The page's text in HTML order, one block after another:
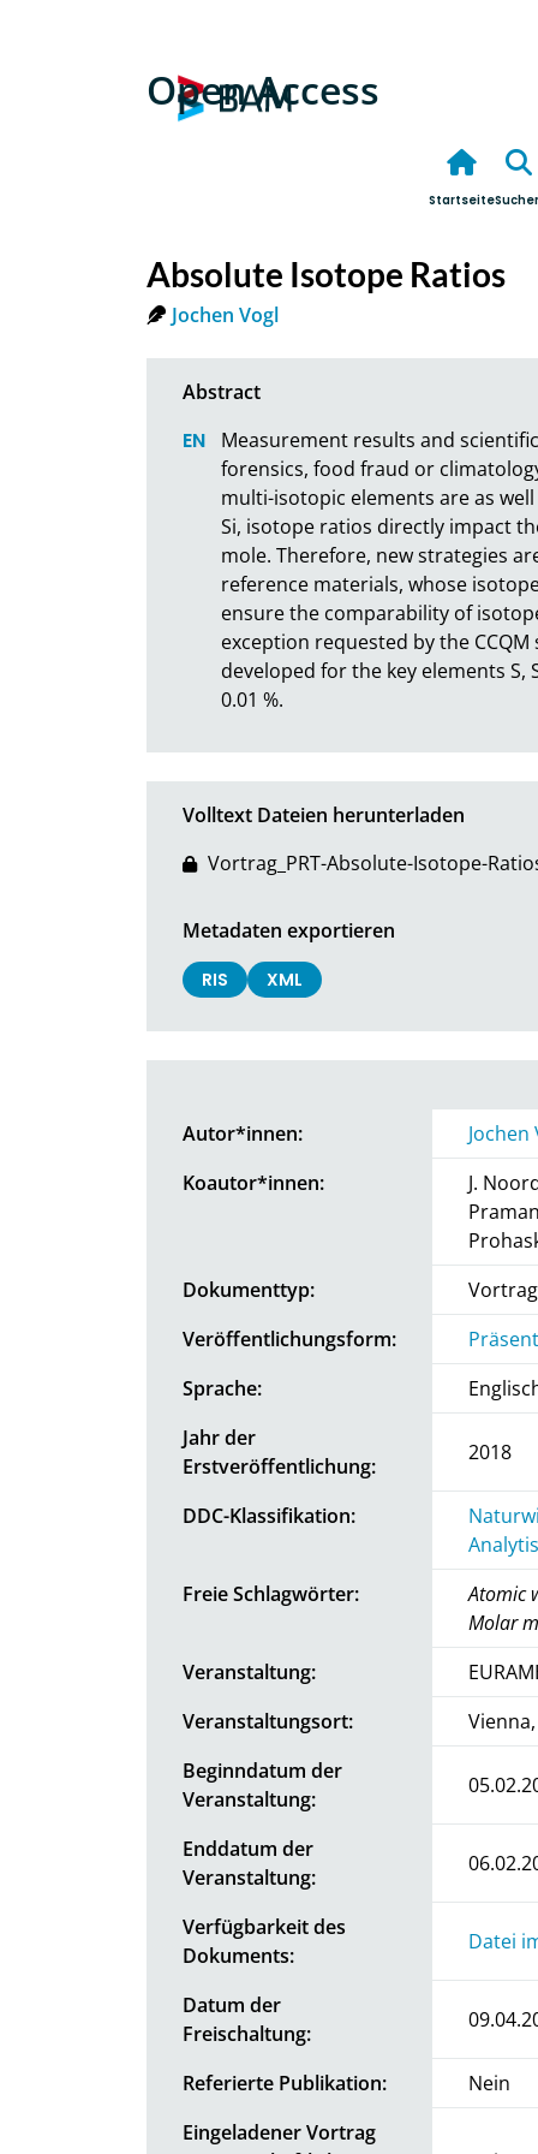
Open Access
Startseite
Absolute Isotope Ratios
Jochen Vogl
Measurement results and
forensics, food fraud or
multi-isotopic elements are as
Si, isotope ratios directly impact
mole. Therefore, new strategies
reference materials, whose
ensure the comparability of
exception requested by the
developed for the key elements S,
0.01 %.
Volltext Dateien herunterladen
Vortrag_PRT-Absolute-Isotope-
Metadaten exportieren
RIS XML
Autor*innen:
Jochen
Koautor*innen:
J.
Dokumenttyp:
Vortrag
Veröffentlichungsform:
Sprache:
Jahr der
Erstveröffentlichung:
2018
DDC-Klassifikation:
Freie Schlagwörter:
Atomic
Molar
Veranstaltung:
Veranstaltungsort:
Beginndatum der
Veranstaltung:
Enddatum der
Veranstaltung:
Verfügbarkeit des
Dokuments:
Datei
Datum der
Freischaltung:
Referierte Publikation:
Nein
Eingeladener Vortrag